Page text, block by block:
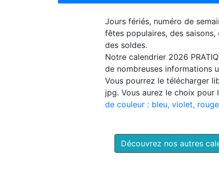
Jours fériés, numéro de
fêtes populaires, des
des soldes.
Notre calendrier 2026
de nombreuses informations
Vous pourrez le télécharger
jpg. Vous aurez le choix pour
de couleur : bleu, violet,
Découvrez nos autres